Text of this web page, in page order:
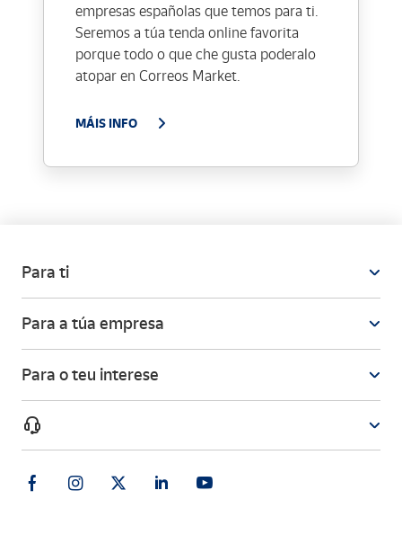
empresas españolas que temos para ti.
Seremos a túa tenda online favorita
porque todo o que che gusta poderalo
atopar en Correos Market.
MÁIS INFO
Para ti
Para a túa empresa
Para o teu interese